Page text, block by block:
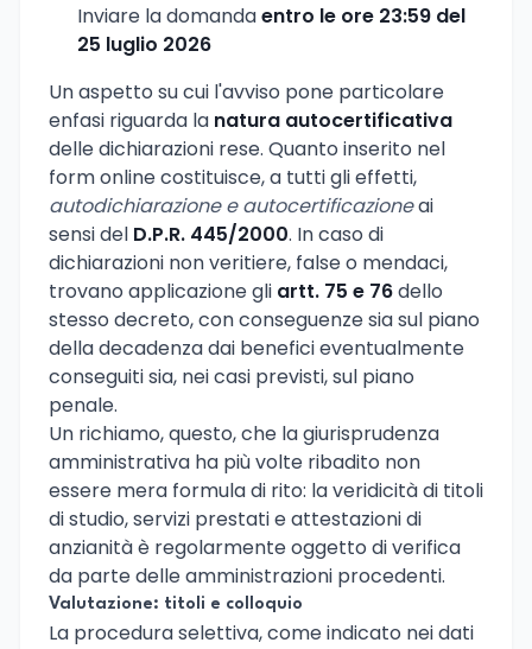
Inviare la domandaentro le ore 23:59 del
25 luglio 2026
Un aspetto su cui l'avviso pone particolare
enfasi riguarda la natura autocertificativa
delle dichiarazioni rese. Quanto inserito nel
form online costituisce, a tutti gli effetti,
autodichiarazione e autocertificazioneai
sensi del D.P.R. 445/2000. In caso di
dichiarazioni non veritiere, false o mendaci,
trovano applicazione gli artt. 75 e 76dello
stesso decreto, con conseguenze sia sul piano
della decadenza dai benefici eventualmente
conseguiti sia, nei casi previsti, sul piano
penale.
Un richiamo, questo, che la giurisprudenza
amministrativa ha più volte ribadito non
essere mera formula di rito: la veridicità di titoli
di studio, servizi prestati e attestazioni di
anzianità è regolarmente oggetto di verifica
da parte delle amministrazioni procedenti.
Valutazione: titoli e colloquio
La procedura selettiva, come indicato nei dati